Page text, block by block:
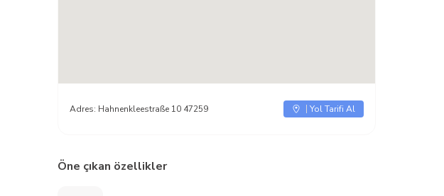
Adres: Hahnenkleestraße 10 47259 Yol Tarifi Al
Öne çıkan özellikler